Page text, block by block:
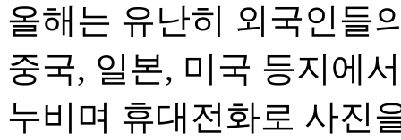
올해는 유난히 외국인들
중국, 일본, 미국 등지에
누비며 휴대전화로 사진